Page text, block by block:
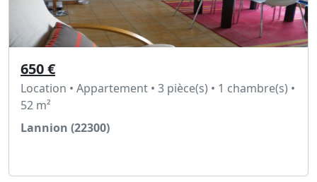
650 €
Location • Appartement • 3 pièce(s) • 1 chambre(s) •
52 m²
Lannion (22300)